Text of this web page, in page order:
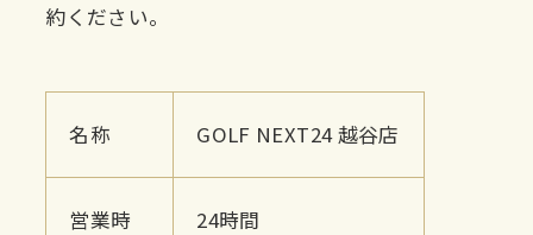
約ください。
名称 GOLF NEXT24 越谷店
営業時
24時間